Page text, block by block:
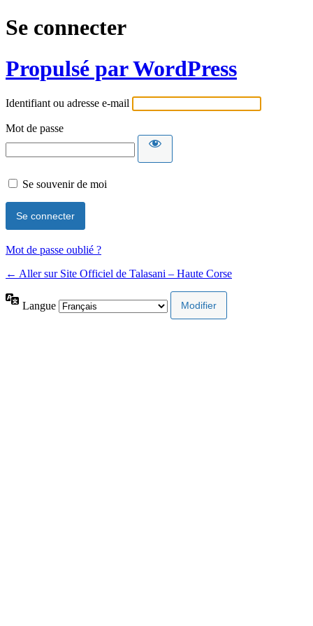
Se connecter
Propulsé par WordPress
Identifiant ou adresse e-mail
Mot de passe
Se souvenir de moi
Mot de passe oublié ?
← Aller sur Site Officiel de Talasani – Haute Corse
Langue